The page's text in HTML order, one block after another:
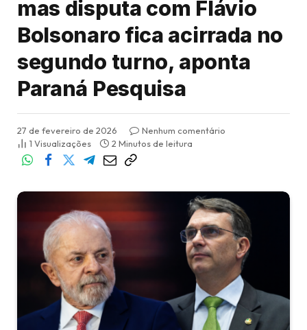
mas disputa com Flávio
Bolsonaro fica acirrada no
segundo turno, aponta
Paraná Pesquisa
27 de fevereiro de 2026
Nenhum comentário
1 Visualizações 2 Minutos de leitura